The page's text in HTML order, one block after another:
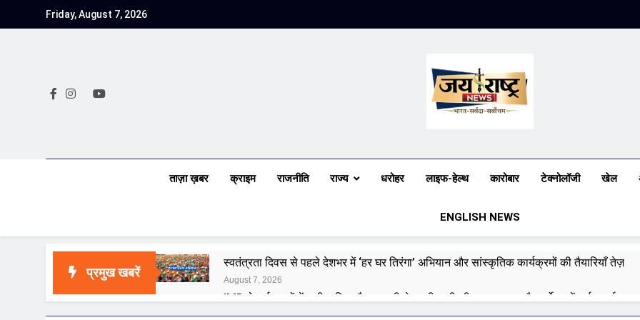
Friday, August 7, 2026
Jai Rashtra
ताज़ा ख़बर क्राइम राजनीति राज्य धरोहर लाइफ-हेल्थ कारोबार टेक्नोलॉजी खेल
ENGLISH NEWS
प्रमुख खबरें
स्वतंत्रता दिवस से पहले देशभर में ‘हर घर तिरंगा’ अभियान और सांस्कृतिक कार्यक्रमों की तैयारियाँ तेज़
August 7, 2026
IMD ने कई राज्यों में भारी बारिश और बाढ़ की चेतावनी जारी की, उत्तर भारत और पूर्वोत्तर में हाई अलर्ट
August 7, 2026